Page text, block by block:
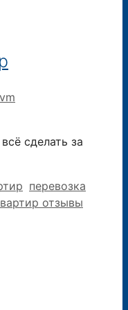
сделать за
перевозка
отзывы